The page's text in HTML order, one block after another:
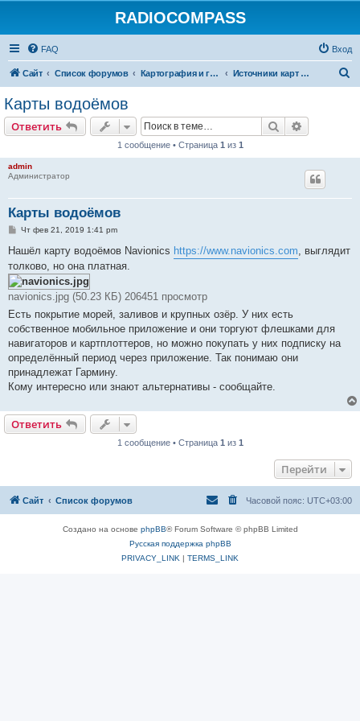
RADIOCOMPASS
FAQ Вход
Сайт Список форумов Картография и геолокация Источники карт и наложений
Карты водоёмов
Ответить Поиск
1 сообщение • Страница 1 из 1
admin
Администратор
Карты водоёмов
С
о
щ
е
н
и
Чт фев 21, 2019 1:41 pm
Нашёл карту водоёмов Navionics https://www.navionics.com, выглядит
толково, но она платная.
navionics.jpg (50.23 КБ) 206451 просмотр
Есть покрытие морей, заливов и крупных озёр. У них есть
собственное мобильное приложение и они торгуют флешками для
навигаторов и картплоттеров, но можно покупать у них подписку на
определённый период через приложение. Так понимаю они
принадлежат Гармину.
Кому интересно или знают альтернативы - сообщайте.
Ответить
1 сообщение • Страница 1 из 1
Перейти
Сайт Список форумов Часовой пояс: UTC+03:00
Создано на основе phpBB® Forum Software © phpBB Limited
Русская поддержка phpBB
PRIVACY_LINK | TERMS_LINK